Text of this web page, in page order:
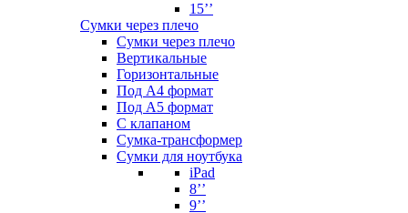
15’’
Сумки через плечо
Сумки через плечо
Вертикальные
Горизонтальные
Под А4 формат
Под А5 формат
С клапаном
Сумка-трансформер
Сумки для ноутбука
iPad
8’’
9’’